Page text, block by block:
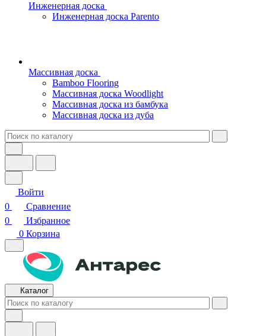
Инженерная доска
Инженерная доска Parento
Массивная доска
Bamboo Flooring
Массивная доска Woodlight
Массивная доска из бамбука
Массивная доска из дуба
Войти
0
Сравнение
0
Избранное
0 Корзина
Каталог